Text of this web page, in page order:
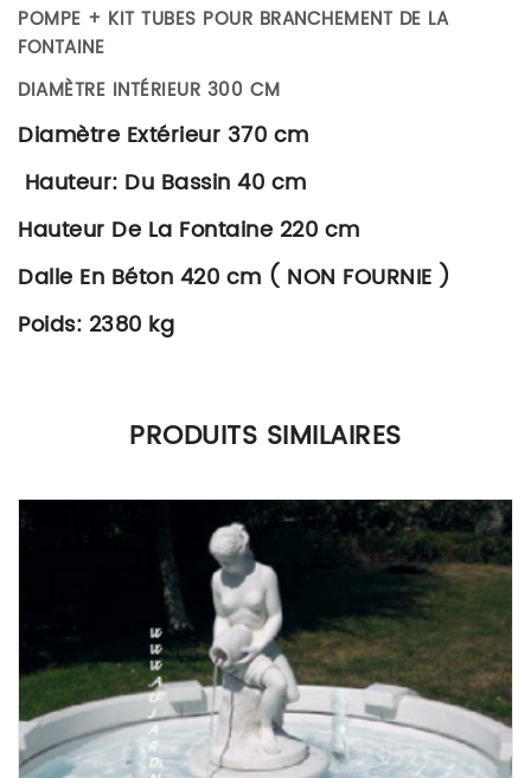
POMPE + KIT TUBES POUR BRANCHEMENT DE LA
FONTAINE
DIAMÈTRE INTÉRIEUR 300 CM
Diamètre Extérieur 370 cm
Hauteur: Du Bassin 40 cm
Hauteur De La Fontaine 220 cm
Dalle En Béton 420 cm ( NON FOURNIE )
Poids: 2380 kg
possibilité de laisser un avis.
PRODUITS SIMILAIRES